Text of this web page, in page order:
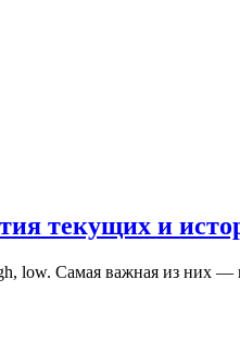
текущих и
low. Самая важная из них —